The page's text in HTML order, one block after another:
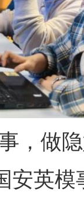
做隐
安英